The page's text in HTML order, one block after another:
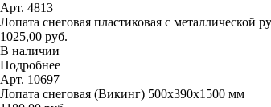
Арт. 4813
Лопата снеговая пластиковая с металлической
1025,00 руб.
В наличии
Подробнее
Арт. 10697
Лопата снеговая (Викинг) 500х390х1500 мм